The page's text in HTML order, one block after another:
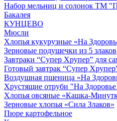
Набор мельниц и солонок ТМ
Бакалея
КУНЦЕВО
Мюсли
Хлопья кукурузные «На
Зерновые подушечки из 5 злаков
Завтраки “Супер Хрупер” для
Готовый завтрак “Супер
Воздушная пшеница «На
Хрустящие отруби "На
Хлопья овсяные «Кашка-
Зерновые хлопья «Сила Злаков»
Пюре картофельное